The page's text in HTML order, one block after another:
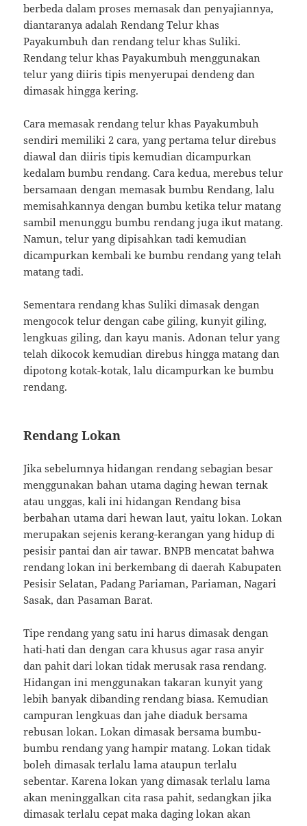
berbeda dalam proses memasak dan penyajiannya,
diantaranya adalah Rendang Telur khas
Payakumbuh dan rendang telur khas Suliki.
Rendang telur khas Payakumbuh menggunakan
telur yang diiris tipis menyerupai dendeng dan
dimasak hingga kering.
Cara memasak rendang telur khas Payakumbuh
sendiri memiliki 2 cara, yang pertama telur direbus
diawal dan diiris tipis kemudian dicampurkan
kedalam bumbu rendang. Cara kedua, merebus telur
bersamaan dengan memasak bumbu Rendang, lalu
memisahkannya dengan bumbu ketika telur matang
sambil menunggu bumbu rendang juga ikut matang.
Namun, telur yang dipisahkan tadi kemudian
dicampurkan kembali ke bumbu rendang yang telah
matang tadi.
Sementara rendang khas Suliki dimasak dengan
mengocok telur dengan cabe giling, kunyit giling,
lengkuas giling, dan kayu manis. Adonan telur yang
telah dikocok kemudian direbus hingga matang dan
dipotong kotak-kotak, lalu dicampurkan ke bumbu
rendang.
Rendang Lokan
Jika sebelumnya hidangan rendang sebagian besar
menggunakan bahan utama daging hewan ternak
atau unggas, kali ini hidangan Rendang bisa
berbahan utama dari hewan laut, yaitu lokan. Lokan
merupakan sejenis kerang-kerangan yang hidup di
pesisir pantai dan air tawar. BNPB mencatat bahwa
rendang lokan ini berkembang di daerah Kabupaten
Pesisir Selatan, Padang Pariaman, Pariaman, Nagari
Sasak, dan Pasaman Barat.
Tipe rendang yang satu ini harus dimasak dengan
hati-hati dan dengan cara khusus agar rasa anyir
dan pahit dari lokan tidak merusak rasa rendang.
Hidangan ini menggunakan takaran kunyit yang
lebih banyak dibanding rendang biasa. Kemudian
campuran lengkuas dan jahe diaduk bersama
rebusan lokan. Lokan dimasak bersama bumbu-
bumbu rendang yang hampir matang. Lokan tidak
boleh dimasak terlalu lama ataupun terlalu
sebentar. Karena lokan yang dimasak terlalu lama
akan meninggalkan cita rasa pahit, sedangkan jika
dimasak terlalu cepat maka daging lokan akan